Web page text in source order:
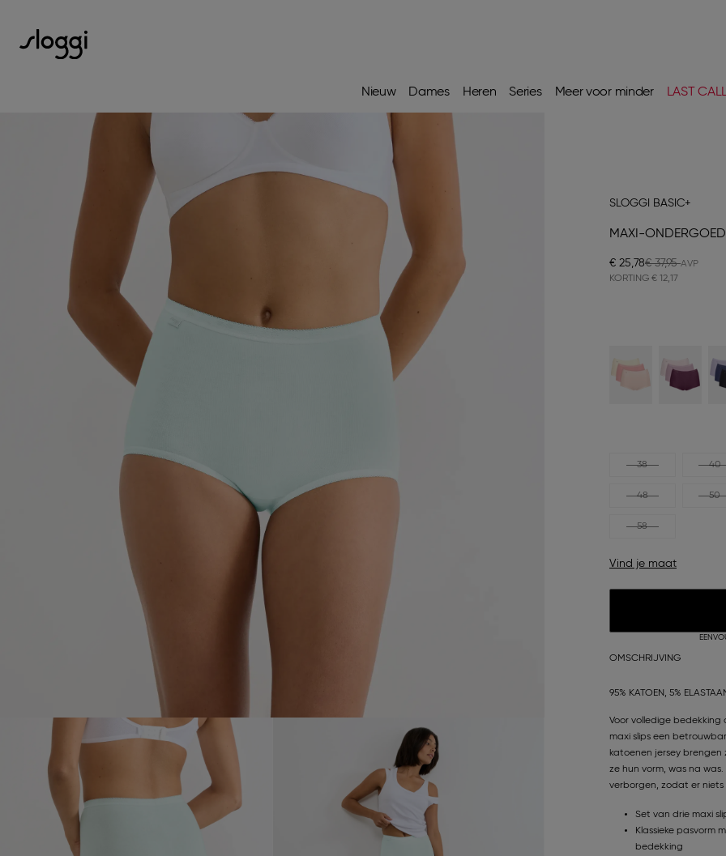
Nieuw Dames Heren Series Meer voor minder LAST
SLOGGI BASIC+
MAXI-ONDERGOED
€ 25,78€ 37,95
KORTING € 12,17
38 40
48 50
58
Vind je maat
OMSCHRIJVING
95% KATOEN, 5%
Voor volledige
maxi slips een
katoenen jersey
ze hun vorm, was na
verborgen, zodat er niets
Set van drie maxi
Klassieke pasvorm
bedekking